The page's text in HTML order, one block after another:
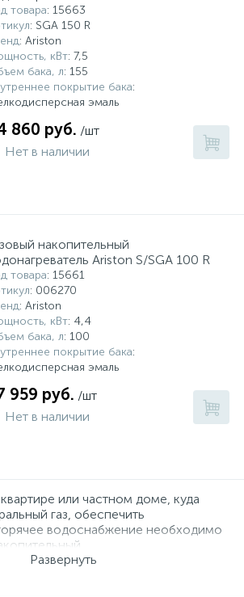
товара: 15663
: SGA 150 R
: Ariston
кВт: 7,5
бака, л: 155
покрытие бака:
эмаль
860 руб. /шт
Нет в наличии
накопительный
Ariston S/SGA 100 R
товара: 15661
: 006270
: Ariston
кВт: 4,4
бака, л: 100
покрытие бака:
эмаль
959 руб. /шт
Нет в наличии
или частном доме, куда
газ, обеспечить
водоснабжение необходимо
Купив в нашем
Развернуть